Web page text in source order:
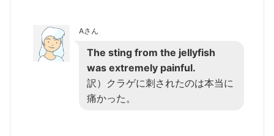
Aさん
The sting from the jellyfish
was extremely painful.
訳）クラゲに刺されたのは本当に
痛かった。